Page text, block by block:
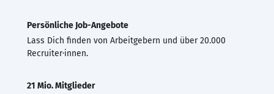
Persönliche Job-Angebote
Lass Dich finden von Arbeitgebern und über 20.000
Recruiter·innen.
21 Mio. Mitglieder